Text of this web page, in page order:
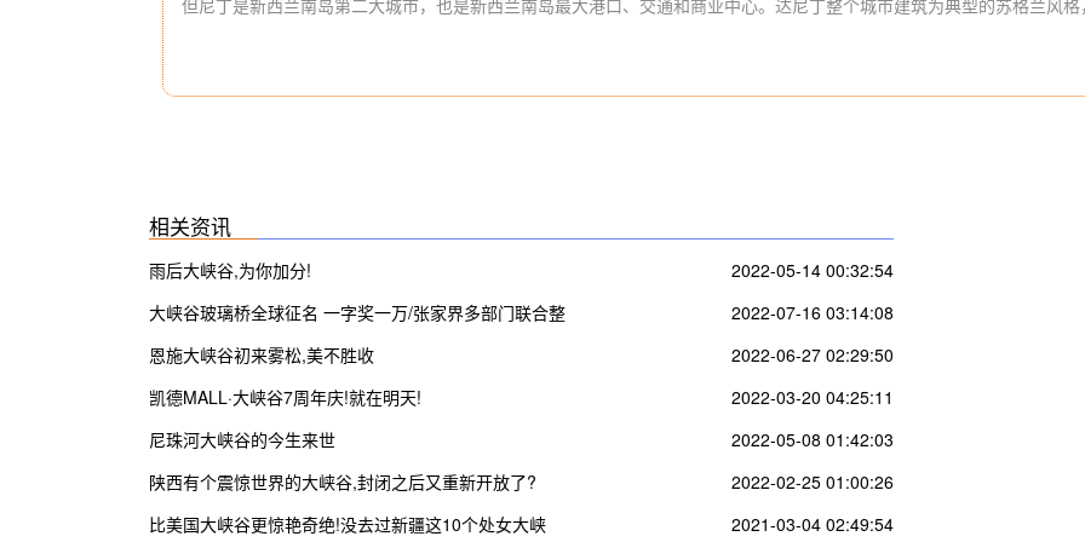
但尼丁是新西兰南岛第二大城市，也是新西兰南岛最大港口、交通和商业中心。达尼丁整个城市建筑为典型的苏格兰风格
相关资讯
雨后大峡谷,为你加分!
2022-05-14 00:32:54
大峡谷玻璃桥全球征名 一字奖一万/张家界多部门联合整
治农村道路交通安全隐患
2022-07-16 03:14:08
恩施大峡谷初来雾松,美不胜收
2022-06-27 02:29:50
凯德MALL·大峡谷7周年庆!就在明天!
2022-03-20 04:25:11
尼珠河大峡谷的今生来世
2022-05-08 01:42:03
陕西有个震惊世界的大峡谷,封闭之后又重新开放了?
2022-02-25 01:00:26
比美国大峡谷更惊艳奇绝!没去过新疆这10个处女大峡
2021-03-04 02:49:54